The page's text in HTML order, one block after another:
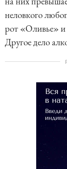
неловкого
рот «Оливье» и
Другое дело